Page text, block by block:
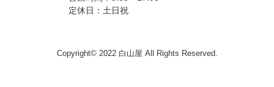
定休日：土日祝
Copyright© 2022 白山屋 All Rights Reserved.